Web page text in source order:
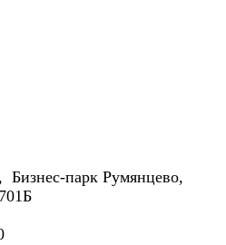
парк Румянцево,